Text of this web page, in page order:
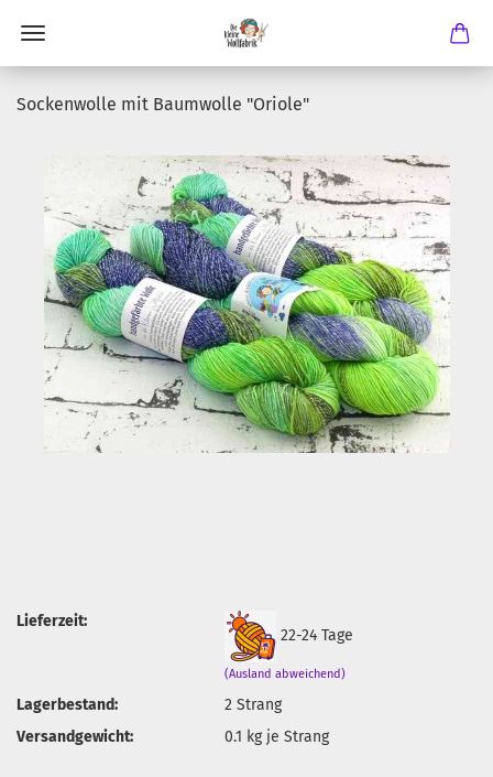
Sockenwolle mit Baumwolle "Oriole"
Lieferzeit:
22-24 Tage
(Ausland abweichend)
Lagerbestand: 2Strang
Versandgewicht:
0.1 kg je Strang